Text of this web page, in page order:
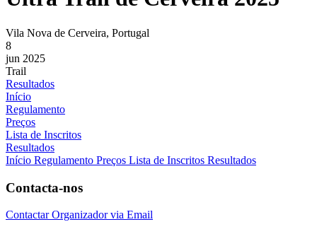
Vila Nova de Cerveira, Portugal
8
jun 2025
Trail
Resultados
Início
Regulamento
Preços
Lista de Inscritos
Resultados
Início Regulamento Preços Lista de Inscritos Resultados
Contacta-nos
Contactar Organizador via Email